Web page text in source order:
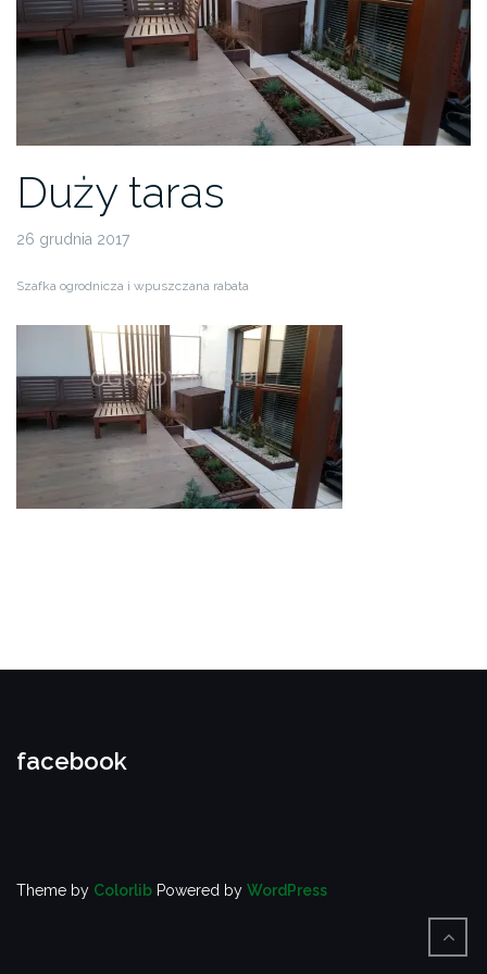
Duży taras
26 grudnia 2017
Szafka ogrodnicza i wpuszczana rabata
facebook
Theme by Colorlib Powered by WordPress